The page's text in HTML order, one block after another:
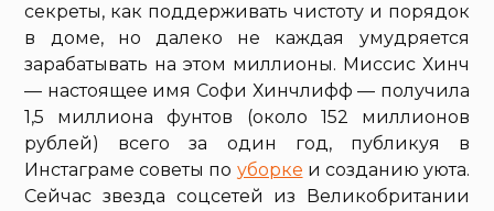
секреты, как поддерживать чистоту и порядок
в доме, но далеко не каждая умудряется
зарабатывать на этом миллионы. Миссис Хинч
— настоящее имя Софи Хинчлифф — получила
1,5 миллиона фунтов (около 152 миллионов
рублей) всего за один год, публикуя в
Инстаграме советы по уборке и созданию уюта.
Сейчас звезда соцсетей из Великобритании